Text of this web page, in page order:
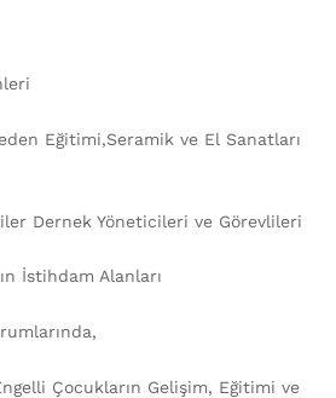
Eğitimi,Seramik ve El Sanatları
Dernek Yöneticileri ve Görevlileri
İstihdam Alanları
Çocukların Gelişim, Eğitimi ve